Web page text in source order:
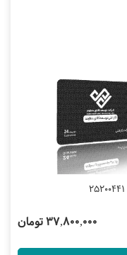
37,800,000 تومان